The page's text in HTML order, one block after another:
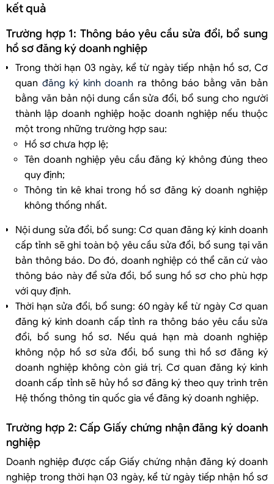
kết quả
Trường hợp 1: Thông báo yêu cầu sửa đổi, bổ sung
hồ sơ đăng ký doanh nghiệp
Trong thời hạn 03 ngày, kể từ ngày tiếp nhận hồ sơ, Cơ
quan đăng ký kinh doanh ra thông báo bằng văn bản
bằng văn bản nội dung cần sửa đổi, bổ sung cho người
thành lập doanh nghiệp hoặc doanh nghiệp nếu thuộc
một trong những trường hợp sau:
Hồ sơ chưa hợp lệ;
Tên doanh nghiệp yêu cầu đăng ký không đúng theo
quy định;
Thông tin kê khai trong hồ sơ đăng ký doanh nghiệp
không thống nhất.
Nội dung sửa đổi, bổ sung: Cơ quan đăng ký kinh doanh
cấp tỉnh sẽ ghi toàn bộ yêu cầu sửa đổi, bổ sung tại văn
bản thông báo. Do đó, doanh nghiệp có thể căn cứ vào
thông báo này để sửa đổi, bổ sung hồ sơ cho phù hợp
với quy định.
Thời hạn sửa đổi, bổ sung: 60 ngày kể từ ngày Cơ quan
đăng ký kinh doanh cấp tỉnh ra thông báo yêu cầu sửa
đổi, bổ sung hồ sơ. Nếu quá hạn mà doanh nghiệp
không nộp hồ sơ sửa đổi, bổ sung thì hồ sơ đăng ký
doanh nghiệp không còn giá trị. Cơ quan đăng ký kinh
doanh cấp tỉnh sẽ hủy hồ sơ đăng ký theo quy trình trên
Hệ thống thông tin quốc gia về đăng ký doanh nghiệp.
Trường hợp 2: Cấp Giấy chứng nhận đăng ký doanh
nghiệp
Doanh nghiệp được cấp Giấy chứng nhận đăng ký doanh
nghiệp trong thời hạn 03 ngày, kể từ ngày tiếp nhận hồ sơ